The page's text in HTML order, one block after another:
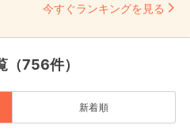
今すぐランキングを見る
（756件）
新着順